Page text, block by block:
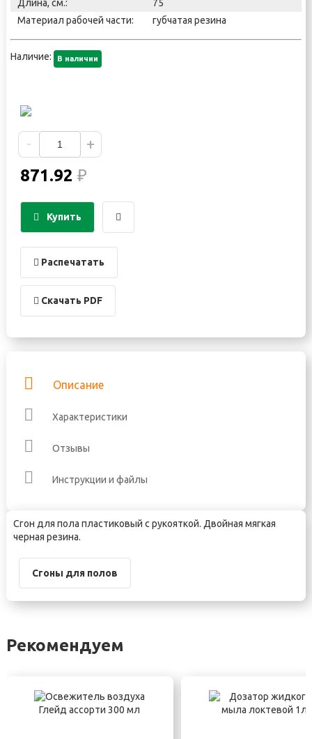
Длина, см.:
75
Материал рабочей части:
губчатая резина
Наличие: В наличии
- +
871.92 ₽
Купить
Распечатать
Скачать PDF
Описание
Характеристики
Отзывы
Инструкции и файлы
Сгон для пола пластиковый с рукояткой. Двойная мягкая
черная резина.
Сгоны для полов
Рекомендуем